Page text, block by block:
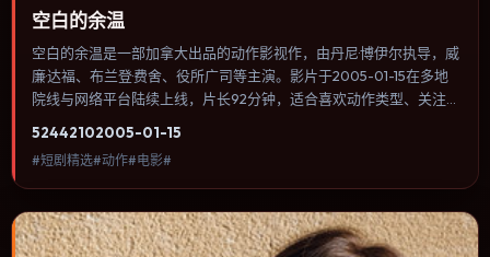
空白的余温
空白的余温是一部加拿大出品的动作影视作，由丹尼·博伊尔执导，威
廉·达福、布兰登·费舍、役所广司等主演。影片于2005-01-15在多地
院线与网络平台陆续上线，片长92分钟，适合喜欢动作类型、关注人
视听语言统一，可作为休闲观影或类型片补片的选择。
52442102005-01-15
#短剧精选#动作#电影#